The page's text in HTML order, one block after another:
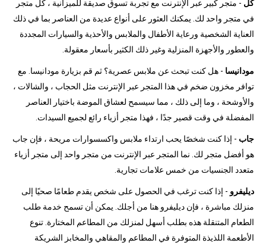
كل - متجر كبير عبر الإنترنت مع تجربة تسوق صديقة للميزانية ، كل متجر
في متجر واحد لك. يمكنك العثور على أنواع عديدة من العناصر بما في ذلك
العناية الشخصية ورعاية الأطفال والملابس والأحذية والسيارات المجددة
والعطور والأجهزة المنزلية وغير ذلك الكثير بأسعار معقولة.
مودانيسا - هل كنت تبحث عن ملابس عصرية؟ ثم قم بزيارة مودانيسا. مع
توافر مخزون ضخم في هذا المتجر عبر الإنترنت مثل الحجاب ، والشالات ،
والأوشحة ، وما إلى ذلك ، مما سيسمح لعشاق الموضة باختيار العناصر
المفضلة في وقت قصير جدًا ، فهذا متجر أزياء رائع لجميع السيدات.
جاب - إذا كنت شخصًا يحب ارتداء ملابس واكسسوارات مريحة ، فإن جاب
هو أفضل متجر لك. نما المتجر عبر الإنترنت من متجر واحد إلى متجر أزياء
متعدد الجنسيات من خمس علامات تجارية.
ديليفرو - إذا كنت ترغب في الحصول على شخص يقدم طعامًا صحيًا إلى
منزلك مباشرة ، فإن ديليفرو هنا من أجلك. يمكن أن تسمح خدمة طلب
الطعام المتنقلة هذه بطلب أسهل لمنزلك من المطاعم المختارة. تنوع
الأطعمة اللذيذة المتوفرة في المطاعم والمقاهي والمخابز الشريكة